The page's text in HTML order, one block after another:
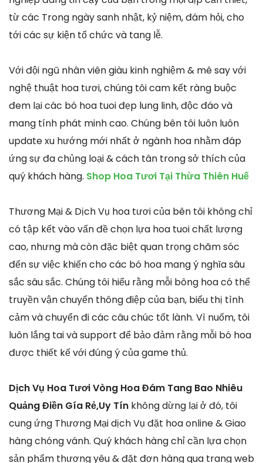
từ các Trong ngày sanh nhật, kỷ niệm, đám hỏi, cho
tới các sự kiện tổ chức và tang lễ.
Với đội ngũ nhân viên giàu kinh nghiệm & mê say với
nghệ thuật hoa tươi, chúng tôi cam kết ràng buộc
đem lại các bó hoa tuoi đẹp lung linh, độc đáo và
mang tính phát minh cao. Chúng bên tôi luôn luôn
update xu hướng mới nhất ở ngành hoa nhằm đáp
ứng sự đa chủng loại & cách tân trong sở thích của
quý khách hàng. Shop Hoa Tươi Tại Thừa Thiên Huế
Thương Mại & Dịch Vụ hoa tươi của bên tôi không chỉ
có tập kết vào vấn đề chọn lựa hoa tuoi chất lượng
cao, nhưng mà còn đặc biệt quan trọng chăm sóc
đến sự việc khiến cho các bó hoa mang ý nghĩa sâu
sắc sâu sắc. Chúng tôi hiểu rằng mỗi bông hoa có thể
truyền vận chuyển thông điệp của bạn, biểu thị tình
cảm và chuyển đi các câu chúc tốt lành. Vì nuốm, tôi
luôn lắng tai và support để bảo đảm rằng mỗi bó hoa
được thiết kế với đúng ý của game thủ.
Dịch Vụ Hoa Tươi Vòng Hoa Đám Tang Bao Nhiêu
Quảng Điền Gía Rẻ,Uy Tín không dừng lại ở đó, tôi
cung ứng Thương Mại dịch Vụ đặt hoa online & Giao
hàng chóng vánh. Quý khách hàng chỉ cần lựa chọn
sản phẩm thương yêu & đặt đơn hàng qua trang web